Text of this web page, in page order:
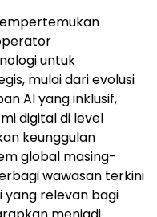
untuk
mulai dari evolusi
AI yang inklusif,
digital di level
keunggulan
global masing-
wawasan terkini
yang relevan bagi